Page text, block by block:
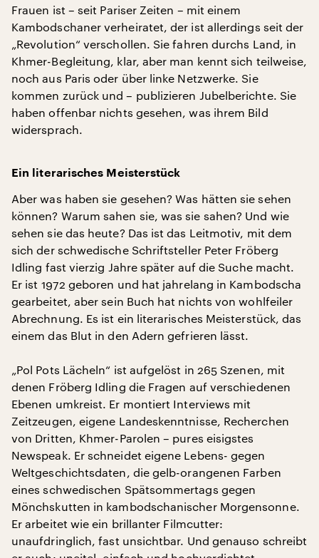
Frauen ist – seit Pariser Zeiten – mit einem
Kambodschaner verheiratet, der ist allerdings seit der
„Revolution“ verschollen. Sie fahren durchs Land, in
Khmer-Begleitung, klar, aber man kennt sich teilweise,
noch aus Paris oder über linke Netzwerke. Sie
kommen zurück und – publizieren Jubelberichte. Sie
haben offenbar nichts gesehen, was ihrem Bild
widersprach.
Ein literarisches Meisterstück
Aber was haben sie gesehen? Was hätten sie sehen
können? Warum sahen sie, was sie sahen? Und wie
sehen sie das heute? Das ist das Leitmotiv, mit dem
sich der schwedische Schriftsteller Peter Fröberg
Idling fast vierzig Jahre später auf die Suche macht.
Er ist 1972 geboren und hat jahrelang in Kambodscha
gearbeitet, aber sein Buch hat nichts von wohlfeiler
Abrechnung. Es ist ein literarisches Meisterstück, das
einem das Blut in den Adern gefrieren lässt.
„Pol Pots Lächeln“ ist aufgelöst in 265 Szenen, mit
denen Fröberg Idling die Fragen auf verschiedenen
Ebenen umkreist. Er montiert Interviews mit
Zeitzeugen, eigene Landeskenntnisse, Recherchen
von Dritten, Khmer-Parolen – pures eisigstes
Newspeak. Er schneidet eigene Lebens- gegen
Weltgeschichtsdaten, die gelb-orangenen Farben
eines schwedischen Spätsommertags gegen
Mönchskutten in kambodschanischer Morgensonne.
Er arbeitet wie ein brillanter Filmcutter:
unaufdringlich, fast unsichtbar. Und genauso schreibt